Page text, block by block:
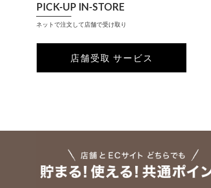
PICK-UP IN-STORE
ネットで注文して店舗で受け取り
店舗受取 サービス